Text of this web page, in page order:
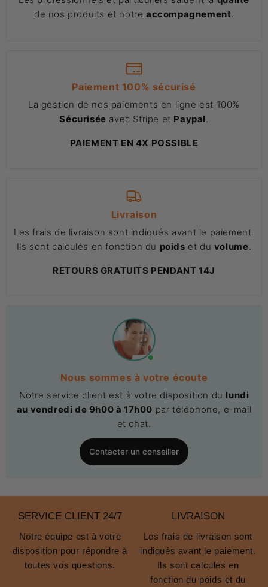
de nos produits et notre accompagnement.
Paiement 100% sécurisé
La gestion de nos paiements en ligne est 100%
Sécurisée avec Stripe et Paypal.
PAIEMENT EN 4X POSSIBLE
Livraison
Les frais de livraison sont indiqués avant le paiement.
Ils sont calculés en fonction du poids et du volume.
RETOURS GRATUITS PENDANT 14J
Nous sommes à votre écoute
Notre service client est à votre disposition du lundi
au vendredi de 9h00 à 17h00 par téléphone, e-mail
et chat.
Contacter un conseiller
SERVICE CLIENT 24/7
Notre équipe est à votre
disposition pour répondre à
toutes vos questions.
LIVRAISON
Les frais de livraison sont
indiqués avant le paiement.
Ils sont calculés en
fonction du poids et du